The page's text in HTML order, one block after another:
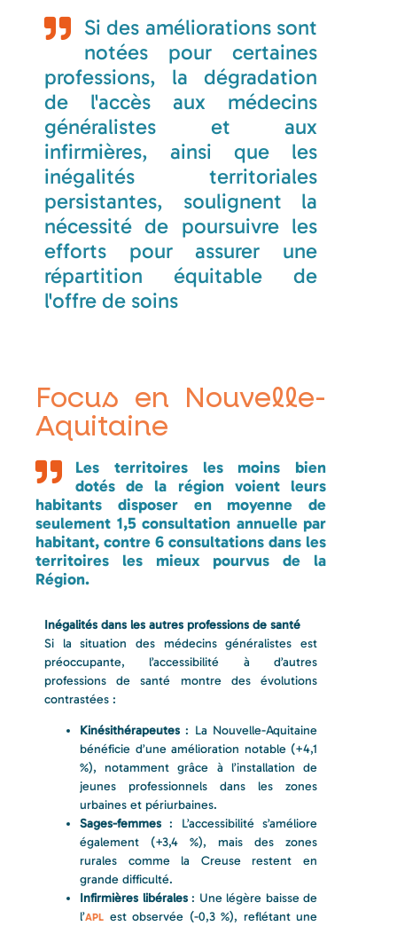
Si des améliorations sont
notées pour certaines
professions, la dégradation
de l'accès aux médecins
généralistes et aux
infirmières, ainsi que les
inégalités territoriales
persistantes, soulignent la
nécessité de poursuivre les
efforts pour assurer une
répartition équitable de
l'offre de soins
Focus en Nouvelle-
Aquitaine
Les territoires les moins bien
dotés de la région voient leurs
habitants disposer en moyenne de
seulement 1,5 consultation annuelle par
habitant, contre 6 consultations dans les
territoires les mieux pourvus de la
Région.
Inégalités dans les autres professions de santé
Si la situation des médecins généralistes est
préoccupante, l’accessibilité à d’autres
professions de santé montre des évolutions
contrastées :
Kinésithérapeutes : La Nouvelle-Aquitaine
bénéficie d’une amélioration notable (+4,1
%), notamment grâce à l’installation de
jeunes professionnels dans les zones
urbaines et périurbaines.
Sages-femmes : L’accessibilité s’améliore
également (+3,4 %), mais des zones
rurales comme la Creuse restent en
grande difficulté.
Infirmières libérales: Une légère baisse de
l’APL est observée (-0,3 %), reflétant une